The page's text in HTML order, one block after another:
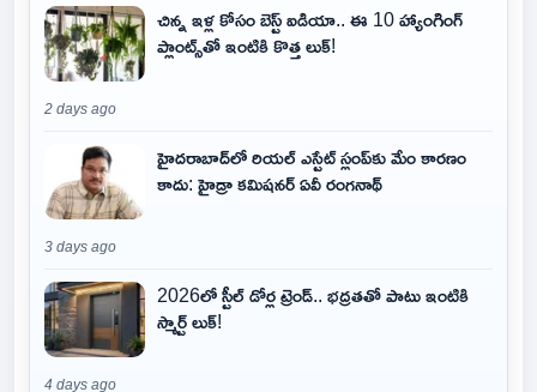
చిన్న ఇళ్ల కోసం బెస్ట్ ఐడియా.. ఈ 10 హ్యాంగింగ్
ప్లాంట్స్‌తో ఇంటికి కొత్త లుక్!
2 days ago
హైదరాబాద్‌లో రియల్ ఎస్టేట్ స్లంప్‌కు మేం కారణం
కాదు: హైడ్రా కమిషనర్ ఏవీ రంగనాథ్
3 days ago
2026లో స్టీల్ డోర్ల ట్రెండ్.. భద్రతతో పాటు ఇంటికి
స్మార్ట్ లుక్!
4 days ago